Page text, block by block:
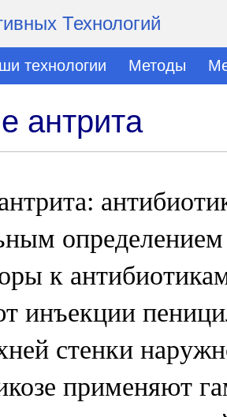
Технологий
технологии Методы
антрита
к
инъекции
стенки
применяют